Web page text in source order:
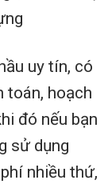
uy tín, có
toán, hoạch
đó nếu bạn
sử dụng
nhiều thứ,